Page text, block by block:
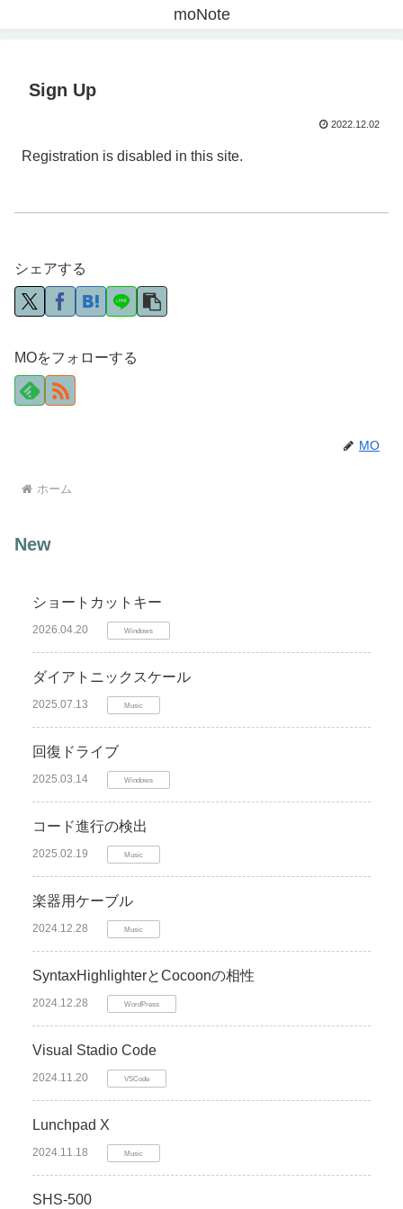
moNote
Sign Up
2022.12.02
Registration is disabled in this site.
シェアする
MOをフォローする
MO
ホーム
New
ショートカットキー
2026.04.20 Windows
ダイアトニックスケール
2025.07.13 Music
回復ドライブ
2025.03.14 Windows
コード進行の検出
2025.02.19 Music
楽器用ケーブル
2024.12.28 Music
SyntaxHighlighterとCocoonの相性
2024.12.28 WordPress
Visual Stadio Code
2024.11.20 VSCode
Lunchpad X
2024.11.18 Music
SHS-500